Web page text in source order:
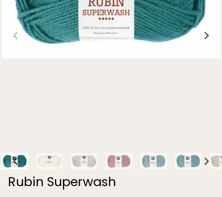
Rubin Superwash